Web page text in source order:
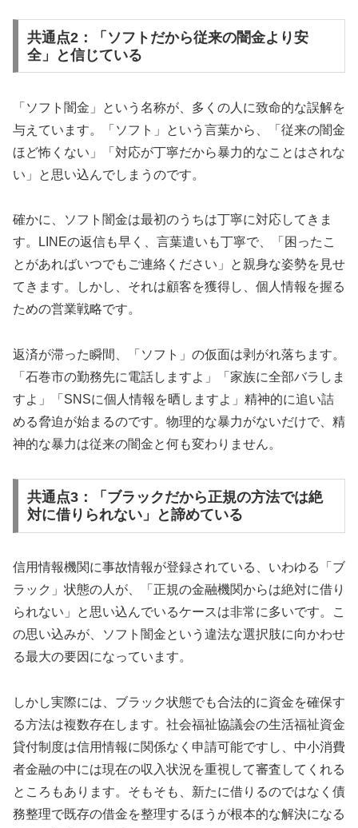
共通点2：「ソフトだから従来の闇金より安
全」と信じている
「ソフト闇金」という名称が、多くの人に致命的な誤解を
与えています。「ソフト」という言葉から、「従来の闇金
ほど怖くない」「対応が丁寧だから暴力的なことはされな
い」と思い込んでしまうのです。
確かに、ソフト闇金は最初のうちは丁寧に対応してきま
す。LINEの返信も早く、言葉遣いも丁寧で、「困ったこ
とがあればいつでもご連絡ください」と親身な姿勢を見せ
てきます。しかし、それは顧客を獲得し、個人情報を握る
ための営業戦略です。
返済が滞った瞬間、「ソフト」の仮面は剥がれ落ちます。
「石巻市の勤務先に電話しますよ」「家族に全部バラしま
すよ」「SNSに個人情報を晒しますよ」精神的に追い詰
める脅迫が始まるのです。物理的な暴力がないだけで、精
神的な暴力は従来の闇金と何も変わりません。
共通点3：「ブラックだから正規の方法では絶
対に借りられない」と諦めている
信用情報機関に事故情報が登録されている、いわゆる「ブ
ラック」状態の人が、「正規の金融機関からは絶対に借り
られない」と思い込んでいるケースは非常に多いです。こ
の思い込みが、ソフト闇金という違法な選択肢に向かわせ
る最大の要因になっています。
しかし実際には、ブラック状態でも合法的に資金を確保す
る方法は複数存在します。社会福祉協議会の生活福祉資金
貸付制度は信用情報に関係なく申請可能ですし、中小消費
者金融の中には現在の収入状況を重視して審査してくれる
ところもあります。そもそも、新たに借りるのではなく債
務整理で既存の借金を整理するほうが根本的な解決になる